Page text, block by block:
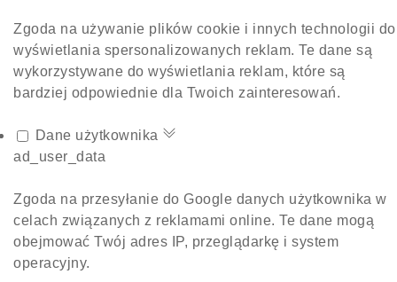
Zgoda na używanie plików cookie i innych technologii do
wyświetlania spersonalizowanych reklam. Te dane są
wykorzystywane do wyświetlania reklam, które są
bardziej odpowiednie dla Twoich zainteresowań.
Dane użytkownika
ad_user_data
Zgoda na przesyłanie do Google danych użytkownika w
celach związanych z reklamami online. Te dane mogą
obejmować Twój adres IP, przeglądarkę i system
operacyjny.